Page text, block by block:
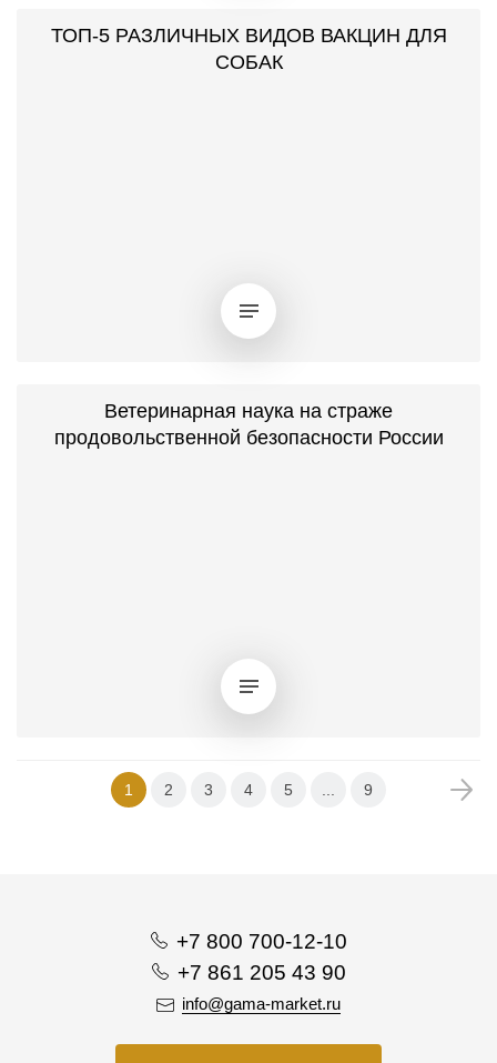
ТОП-5 РАЗЛИЧНЫХ ВИДОВ ВАКЦИН ДЛЯ
СОБАК
Ветеринарная наука на страже
продовольственной безопасности России
1 2 3 4 5 9
+7 800 700-12-10
+7 861 205 43 90
info@gama-market.ru